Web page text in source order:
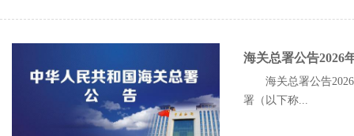
海关总署公告2026
海关总署公告
署（以下称...